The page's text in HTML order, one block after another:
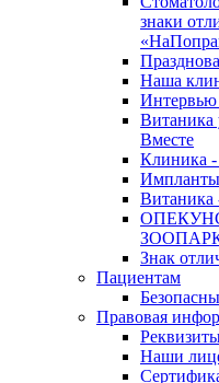
знаки
Наша
Интервью
Витаника
Вместе
Клиника
Импланты
Витаника
Знак
Пациентам
Правовая
Наши